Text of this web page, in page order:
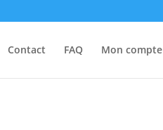
Contact FAQ Mon compte